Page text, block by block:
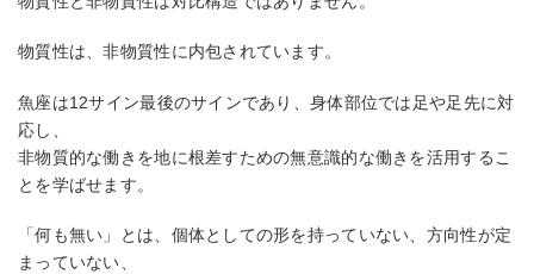
物質性は、非物質性に内包されています。
魚座は12サイン最後のサインであり、身体部位では足や足先に対
応し、
非物質的な働きを地に根差すための無意識的な働きを活用するこ
とを学ばせます。
「何も無い」とは、個体としての形を持っていない、方向性が定
まっていない、